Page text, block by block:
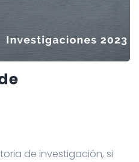
de investigación, si